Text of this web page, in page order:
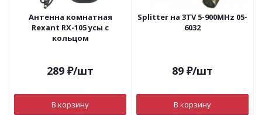
Антенна комнатная
Rexant RX-105 усы с
кольцом
289 ₽/шт
В корзину
Splitter на 3TV 5-900MHz 05-
6032
89 ₽/шт
В корзину